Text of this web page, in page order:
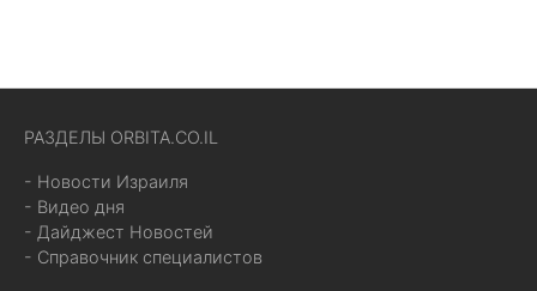
РАЗДЕЛЫ ORBITA.CO.IL
- Новости Израиля
- Видео дня
- Дайджест Новостей
- Справочник специалистов